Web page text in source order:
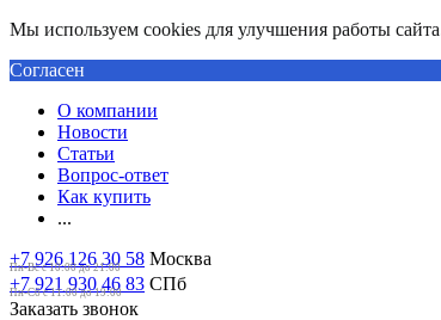
Мы используем cookies для улучшения работы
Согласен
О компании
Новости
Статьи
Вопрос-ответ
Как купить
...
+7 926 126 30 58 Москва
Пн-Вс с 10:00 до 21:00
+7 921 930 46 83 СПб
Пн-Сб c 11:00 до 19:00
Заказать звонок